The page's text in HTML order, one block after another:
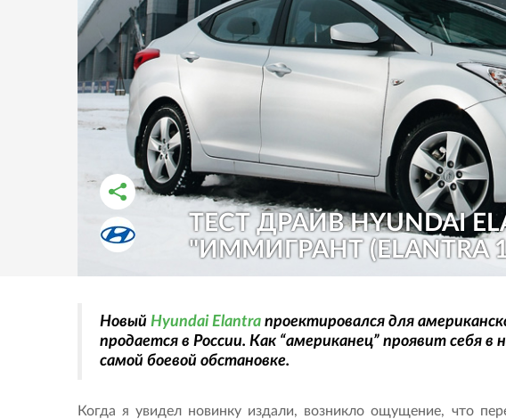
ТЕСТ ДРАЙВ HYUNDAI
"ИММИГРАНТ (ELANTRA
РАССКАЗАТЬ ВО ВКОНТАКТЕ
РАССКАЗАТЬ В ОДНОКЛАССНИКАХ
Новый Hyundai Elantra проектировался для
продается в России. Как “американец” проявит себя в
самой боевой обстановке.
Когда я увидел новинку издали, возникло ощущение, что